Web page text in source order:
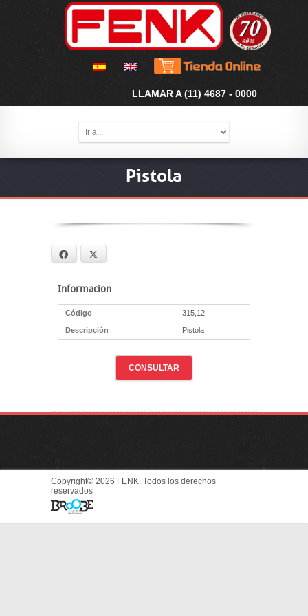
LLAMAR A (11) 4687 - 0000
Pistola
Facebook
Informacion
Código 315,12
Descripción Pistola
CONSULTAR
Copyright© 2026 FENK. Todos los derechos
reservados